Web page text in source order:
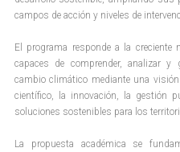
campos de acción y niveles de
El programa responde a la creciente
capaces de comprender, analizar y
cambio climático mediante una
científico, la innovación, la gestión
soluciones sostenibles para los
La propuesta académica se